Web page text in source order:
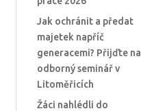
Jak ochránit a předat
majetek napříč
generacemi? Přijďte na
odborný seminář v
Litoměřicích
Žáci nahlédli do